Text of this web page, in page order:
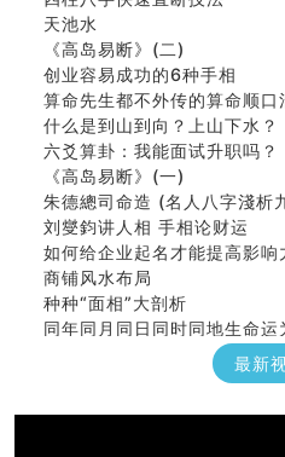
天池水
《高岛易断》(二)
创业容易成功的6种手相
算命先生都不外传的算命顺口
什么是到山到向？上山下水？
六爻算卦：我能面试升职吗？
《高岛易断》(一)
朱德總司命造 (名⼈⼋字淺析
刘燮鈞讲人相 手相论财运
如何给企业起名才能提高影响
商铺风水布局
种种“面相”大剖析
同年同月同日同时同地生命
商舖大門的風水原則 (上)
天要下雨娘要嫁人
最新